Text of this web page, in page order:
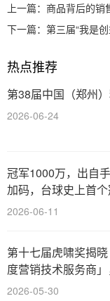
上一篇： 商品背后的销
下一篇： 第三届“我是
热点推荐
第38届中国（郑州
2026-06-24
冠军1000万，出自
加码，台球史上首个
2026-06-11
第十七届虎啸奖揭
度营销技术服务商
2026-05-30